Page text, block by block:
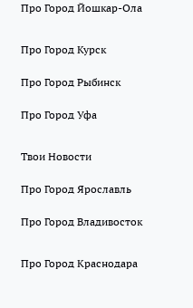
Про Город Йошкар-Ола
Про Город Курск
Про Город Рыбинск
Про Город Уфа
Твои Новости
Про Город Ярославль
Про Город Владивосток
Про Город Краснодара